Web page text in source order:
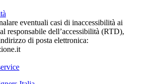
eventuali casi di inaccessibilità ai
responsabile dell’accessibilità (RTD),
di posta elettronica: